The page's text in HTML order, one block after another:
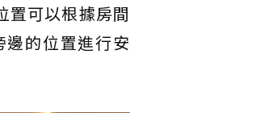
置可以根據房間
的位置進行安